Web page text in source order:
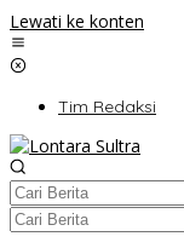
Lewati ke konten
Tim Redaksi